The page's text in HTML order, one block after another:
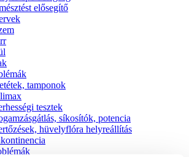
elősegítő
tamponok
tesztek
síkosítók, potencia
hüvelyflóra helyreállítás